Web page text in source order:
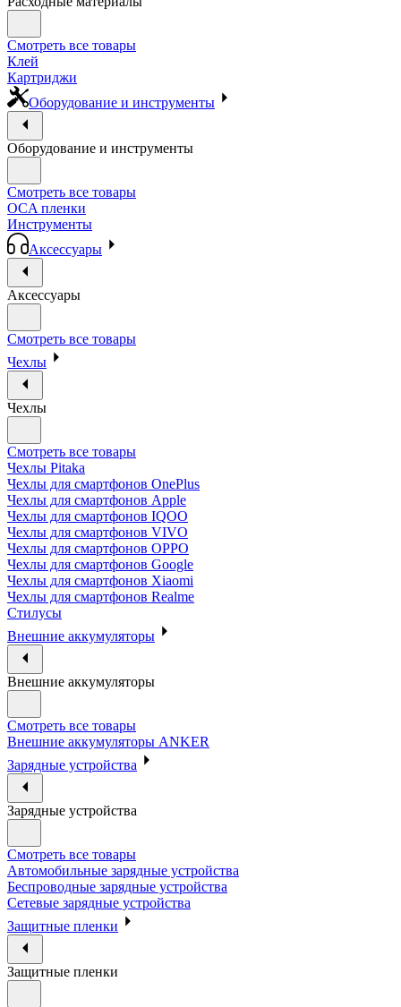
Смотреть все товары
Клей
Картриджи
Оборудование и инструменты
Оборудование и инструменты
Смотреть все товары
OCA пленки
Инструменты
Аксессуары
Аксессуары
Смотреть все товары
Чехлы
Чехлы
Смотреть все товары
Чехлы Pitaka
Чехлы для смартфонов OnePlus
Чехлы для смартфонов Apple
Чехлы для смартфонов IQOO
Чехлы для смартфонов VIVO
Чехлы для смартфонов OPPO
Чехлы для смартфонов Google
Чехлы для смартфонов Xiaomi
Чехлы для смартфонов Realme
Стилусы
Внешние аккумуляторы
Внешние аккумуляторы
Смотреть все товары
Внешние аккумуляторы ANKER
Зарядные устройства
Зарядные устройства
Смотреть все товары
Автомобильные зарядные устройства
Беспроводные зарядные устройства
Сетевые зарядные устройства
Защитные пленки
Защитные пленки